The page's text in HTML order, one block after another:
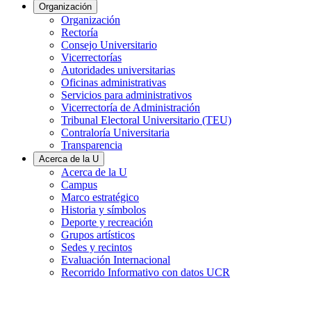
Organización
Organización
Rectoría
Consejo Universitario
Vicerrectorías
Autoridades universitarias
Oficinas administrativas
Servicios para administrativos
Vicerrectoría de Administración
Tribunal Electoral Universitario (TEU)
Contraloría Universitaria
Transparencia
Acerca de la U
Acerca de la U
Campus
Marco estratégico
Historia y símbolos
Deporte y recreación
Grupos artísticos
Sedes y recintos
Evaluación Internacional
Recorrido Informativo con datos UCR